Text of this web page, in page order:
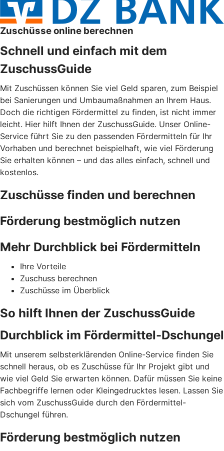
Zuschüsse online berechnen
Schnell und einfach mit dem
ZuschussGuide
Mit Zuschüssen können Sie viel Geld sparen, zum Beispiel
bei Sanierungen und Umbaumaßnahmen an Ihrem Haus.
Doch die richtigen Fördermittel zu finden, ist nicht immer
leicht. Hier hilft Ihnen der ZuschussGuide. Unser Online-
Service führt Sie zu den passenden Fördermitteln für Ihr
Vorhaben und berechnet beispielhaft, wie viel Förderung
Sie erhalten können – und das alles einfach, schnell und
kostenlos.
Zuschüsse finden und berechnen
Förderung bestmöglich nutzen
Mehr Durchblick bei Fördermitteln
Ihre Vorteile
Zuschuss berechnen
Zuschüsse im Überblick
So hilft Ihnen der ZuschussGuide
Durchblick im Fördermittel-Dschungel
Mit unserem selbsterklärenden Online-Service finden Sie
schnell heraus, ob es Zuschüsse für Ihr Projekt gibt und
wie viel Geld Sie erwarten können. Dafür müssen Sie keine
Fachbegriffe lernen oder Kleingedrucktes lesen. Lassen Sie
sich vom ZuschussGuide durch den Fördermittel-
Dschungel führen.
Förderung bestmöglich nutzen